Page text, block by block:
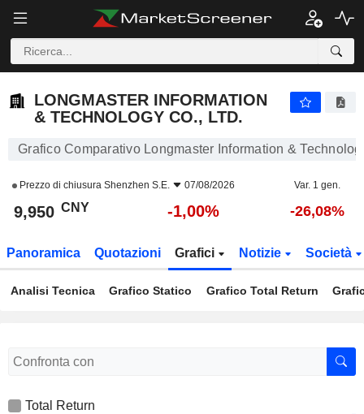
LONGMASTER INFORMATION
& TECHNOLOGY CO., LTD.
Grafico Comparativo Longmaster Information &
Prezzo di chiusura Shenzhen S.E. 07/08/2026 Var. 1 gen.
9,950 CNY -1,00% -26,08%
Panoramica Quotazioni Grafici Notizie Società
Analisi Tecnica Grafico Statico Grafico Total Return
Total Return